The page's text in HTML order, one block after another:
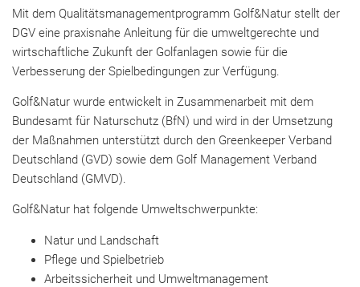
Mit dem Qualitätsmanagementprogramm Golf&Natur stellt der
DGV eine praxisnahe Anleitung für die umweltgerechte und
wirtschaftliche Zukunft der Golfanlagen sowie für die
Verbesserung der Spielbedingungen zur Verfügung.
Golf&Natur wurde entwickelt in Zusammenarbeit mit dem
Bundesamt für Naturschutz (BfN) und wird in der Umsetzung
der Maßnahmen unterstützt durch den Greenkeeper Verband
Deutschland (GVD) sowie dem Golf Management Verband
Deutschland (GMVD).
Golf&Natur hat folgende Umweltschwerpunkte:
Natur und Landschaft
Pflege und Spielbetrieb
Arbeitssicherheit und Umweltmanagement